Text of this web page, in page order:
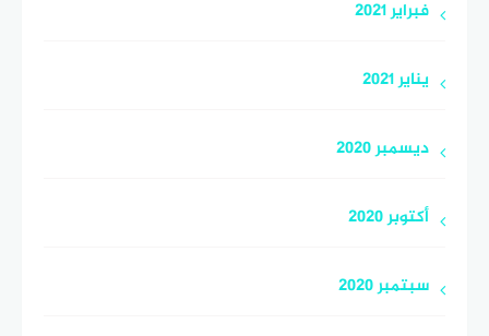
فبراير 2021
يناير 2021
ديسمبر 2020
أكتوبر 2020
سبتمبر 2020